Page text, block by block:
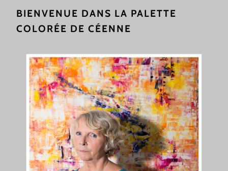
BIENVENUE DANS LA PALETTE
COLORÉE DE CÉENNE